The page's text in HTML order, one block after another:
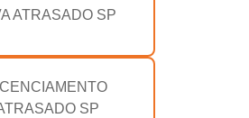
ATRASADO SP
SP